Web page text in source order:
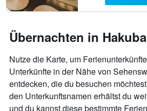
Übernachten in Hakuba
Nutze die Karte, um
Unterkünfte in der Nähe von
entdecken, die du besuchen
den Unterkunftsnamen erhältst du
und du kannst diese bestimmte